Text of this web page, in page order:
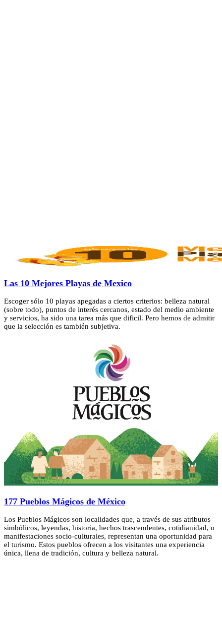
Las 10 Mejores Playas de Mexico
Escoger sólo 10 playas apegadas a ciertos criterios: belleza natural
(sobre todo), puntos de interés cercanos, estado del medio ambiente
y servicios, ha sido una tarea más que dificil. Pero hemos de admitir
que la selección es también subjetiva.
177 Pueblos Mágicos de México
Los Pueblos Mágicos son localidades que, a través de sus atributos
simbólicos, leyendas, historia, hechos trascendentes, cotidianidad, o
manifestaciones socio-culturales, representan una oportunidad para
el turismo. Estos pueblos ofrecen a los visitantes una experiencia
única, llena de tradición, cultura y belleza natural.